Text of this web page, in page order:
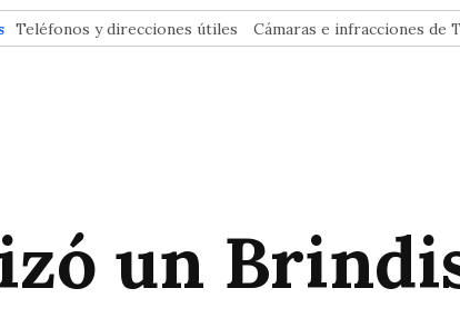
Teléfonos y direcciones útiles Cámaras e infracciones de
un